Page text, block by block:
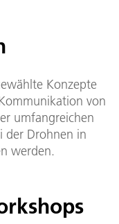
Konzepte
von
umfangreichen
der Drohnen in
werden.